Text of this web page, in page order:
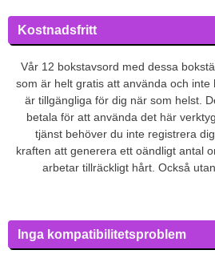
Kostnadsfritt
Vår 12 bokstavsord med dessa
som är helt gratis att använda och inte
är tillgängliga för dig när som helst.
betala för att använda det här
tjänst behöver du inte registrera
kraften att generera ett oändligt antal
arbetar tillräckligt hårt. Också
Inga kompatibilitetsproblem